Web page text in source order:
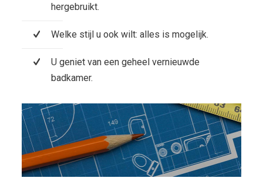
hergebruikt.
Welke stijl u ook wilt: alles is mogelijk.
U geniet van een geheel vernieuwde
badkamer.